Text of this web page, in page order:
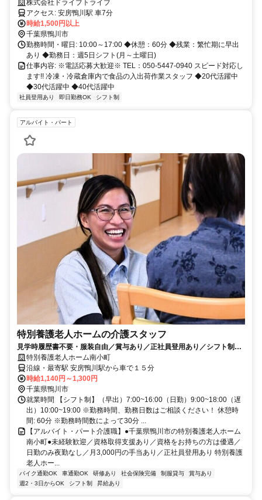
不要◆週休2日◆残業ほぼなし◆正社員登用制度あり
株式会社ドライブトライブ
アクセス: 安房鴨川駅 車7分
時給1,500円以上
千葉県鴨川市
勤務時間・曜日: 10:00～17:00 ◆休憩：60分 ◆残業：繁忙期に早出
あり ◆勤務日：週5日シフト(月～土曜日)
仕事内容: ※電話応募大歓迎※ TEL：050-5447-0940 スピード対応し
ます!! 冷凍・冷蔵倉庫内で食品の入出荷作業スタッフ ◆20代活躍中
◆30代活躍中 ◆40代活躍中
社員登用あり 即日勤務OK シフト制
アルバイト・パート
特別養護老人ホームの介護スタッフ
見学時履歴書不要・服装自由／賞与あり／正社員登用あり／シフト制／
働き方相談可／交通費支給あり／社食あり／制服貸与／資格取得支援あ
り
特別養護老人ホーム南小町
沿線・最寄駅 安房鴨川駅から車で１５分
時給1,140円～1,300円
千葉県鴨川市
就業時間 【シフト制】（早出）7:00~16:00（日勤）9:00~18:00（遅
出）10:00~19:00 ※勤務時間、勤務日数はご相談ください！ 休憩時
間: 60分 ※勤務時間数によって30分 ...
【アルバイト・パート介護職】●千葉県鴨川市の特別養護老人ホーム
南小町●未経験歓迎／資格取得支援あり／資格をお持ちの方は優遇／
日勤のみ夜勤なし／月3,000円の手当あり／正社員登用あり 特別養護
老人ホー...
バイク通勤OK 車通勤OK 研修あり 社会保険完備 制服貸与
賞与あり
週2・3日からOK
シフト制 昇給あり